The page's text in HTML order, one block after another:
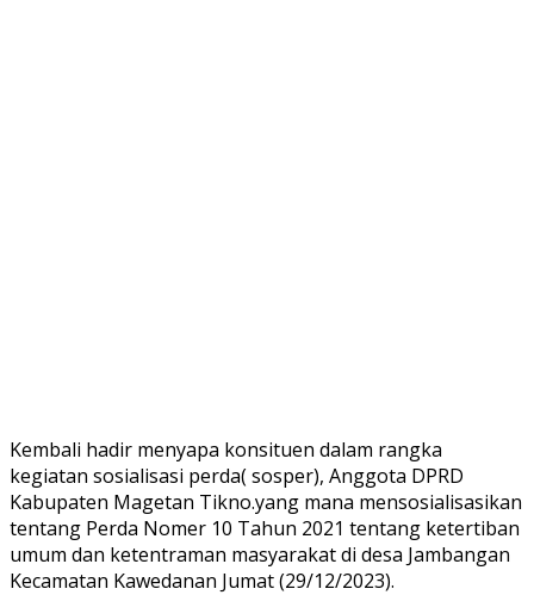
Kembali hadir menyapa konsituen dalam rangka
kegiatan sosialisasi perda( sosper), Anggota DPRD
Kabupaten Magetan Tikno.yang mana mensosialisasikan
tentang Perda Nomer 10 Tahun 2021 tentang ketertiban
umum dan ketentraman masyarakat di desa Jambangan
Kecamatan Kawedanan Jumat (29/12/2023).